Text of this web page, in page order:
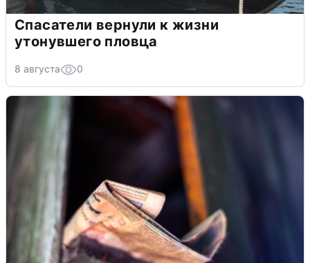
Спасатели вернули к жизни
утонувшего пловца
8 августа 0